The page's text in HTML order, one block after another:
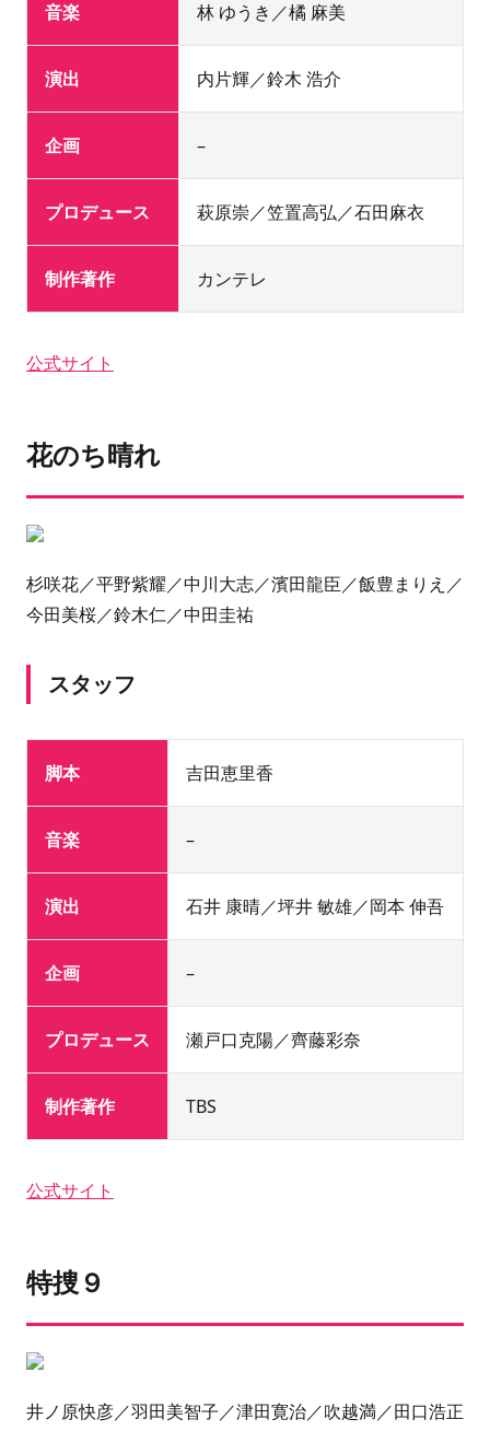
音楽 林 ゆうき／橘 麻美
演出 内片輝／鈴木 浩介
企画 –
プロデュース 萩原崇／笠置高弘／石田麻衣
制作著作 カンテレ
公式サイト
花のち晴れ
杉咲花／平野紫耀／中川大志／濱田龍臣／飯豊まりえ／
今田美桜／鈴木仁／中田圭祐
スタッフ
脚本 吉田恵里香
音楽 –
演出 石井 康晴／坪井 敏雄／岡本 伸吾
企画 –
プロデュース 瀬戸口克陽／齊藤彩奈
制作著作 TBS
公式サイト
特捜９
井ノ原快彦／羽田美智子／津田寛治／吹越満／田口浩正